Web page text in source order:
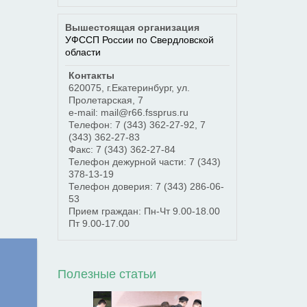
Вышестоящая организация
УФССП России по Свердловской
области
Контакты
620075
г.Екатеринбург, ул.
Пролетарская, 7
e-mail: mail@r66.fssprus.ru
Телефон: 7 (343) 362-27-92 7
(343) 362-27-83
Факс: 7 (343) 362-27-84
Телефон дежурной части: 7 (343)
378-13-19
Телефон доверия: 7 (343) 286-06-
53
Прием граждан: Пн-Чт 9.00-18.00
Пт 9.00-17.00
Полезные статьи